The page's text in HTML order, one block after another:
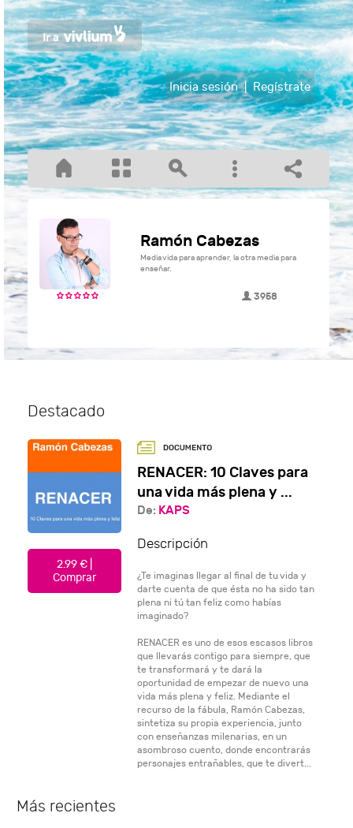
Inicia sesión | Regístrate
Ramón Cabezas
Media vida para aprender, la otra media para
enseñar.
3958
Destacado
2.99 € |
Comprar
RENACER: 10 Claves para
una vida más plena y ...
De: KAPS
Descripción
¿Te imaginas llegar al final de tu vida y
darte cuenta de que ésta no ha sido tan
plena ni tú tan feliz como habías
imaginado?
RENACER es uno de esos escasos libros
que llevarás contigo para siempre, que
te transformará y te dará la
oportunidad de empezar de nuevo una
vida más plena y feliz. Mediante el
recurso de la fábula, Ramón Cabezas,
sintetiza su propia experiencia, junto
con enseñanzas milenarias, en un
asombroso cuento, donde encontrarás
personajes entrañables, que te divert...
Más recientes